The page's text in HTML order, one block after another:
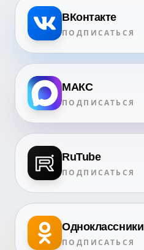
ВКонтакте
ПОДПИСАТЬСЯ
МАКС
ПОДПИСАТЬСЯ
RuTube
ПОДПИСАТЬСЯ
Одноклассники
ПОДПИСАТЬСЯ